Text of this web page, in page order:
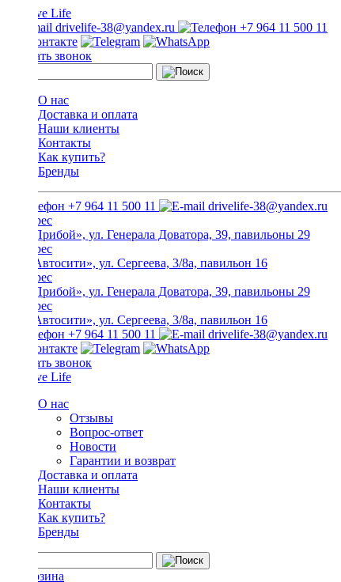
drivelife-38@yandex.ru +7 964 11 500 11
Заказать звонок
О нас
Доставка и оплата
Наши клиенты
Контакты
Как купить?
Бренды
+7 964 11 500 11 drivelife-38@yandex.ru
ТЦ «Прибой», ул. Генерала Доватора, 39, павильоны 29
ТЦ «Автосити», ул. Сергеева, 3/8а, павильон 16
ТЦ «Прибой», ул. Генерала Доватора, 39, павильоны 29
ТЦ «Автосити», ул. Сергеева, 3/8а, павильон 16
+7 964 11 500 11
drivelife-38@yandex.ru
Заказать звонок
О нас
Отзывы
Вопрос-ответ
Новости
Гарантии и возврат
Доставка и оплата
Наши клиенты
Контакты
Как купить?
Бренды